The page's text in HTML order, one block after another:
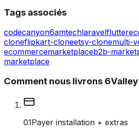
Tags associés
codecanyon6amtechlaravelflutter
cloneflipkart-cloneetsy-clonemulti-
ecommercemarketplaceb2b-
marketplace
Comment nous livrons 6Valley
01Payer installation + extras